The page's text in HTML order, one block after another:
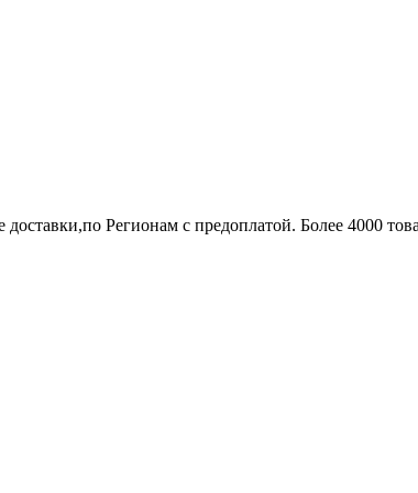
Регионам с предоплатой. Более 4000